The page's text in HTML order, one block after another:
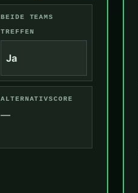
BEIDE TEAMS
TREFFEN
Ja
ALTERNATIVSCORE
—